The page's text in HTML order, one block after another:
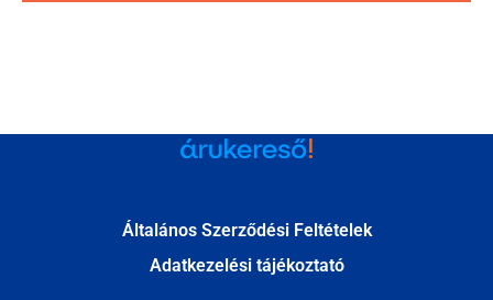
Általános Szerződési Feltételek
Adatkezelési tájékoztató